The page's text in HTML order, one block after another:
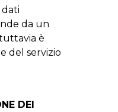
da un
è
del servizio
DEI